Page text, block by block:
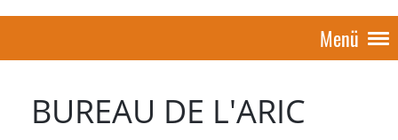
Menü
BUREAU DE L'ARIC